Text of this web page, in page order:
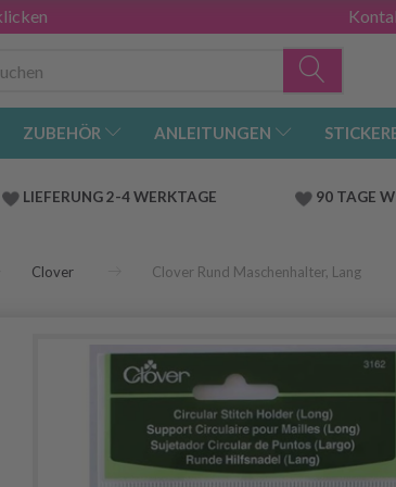
ZUBEHÖR ANLEITUNGEN
LIEFERUNG 2-4 WERKTAGE 90 TAGE
Clover Clover Rund Maschenhalter, Lang